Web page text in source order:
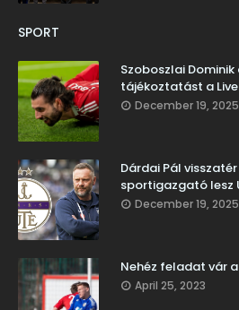
SPORT
Szoboszlai
tájékoztatást a
December 19, 2025
Dárdai Pál
sportigazgató lesz
December 19, 2025
Nehéz feladat vár
April 25, 2023